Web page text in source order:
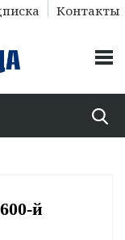
Контакты
й